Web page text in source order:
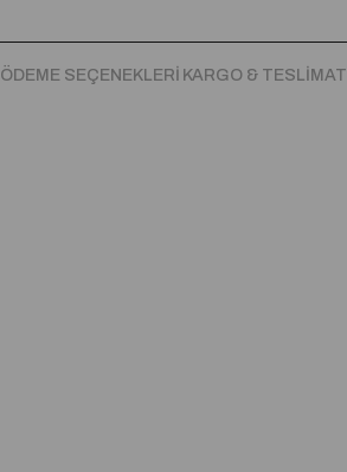
ÖDEME SEÇENEKLERI KARGO & TESLIMAT